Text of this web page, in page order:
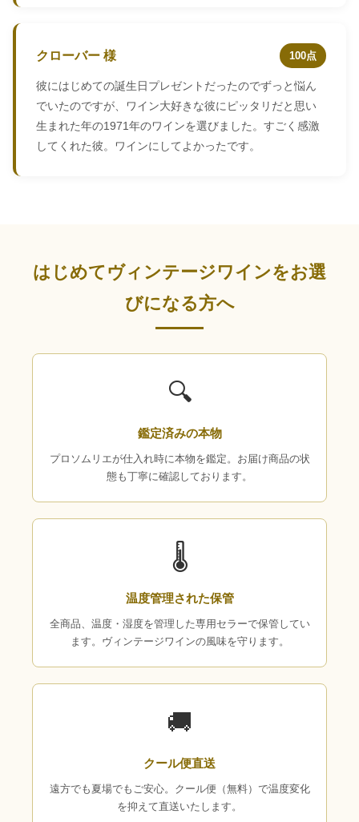
クローバー 様 100点
彼にはじめての誕生日プレゼントだったのでずっと悩ん
でいたのですが、ワイン大好きな彼にピッタリだと思い
生まれた年の1971年のワインを選びました。すごく感激
してくれた彼。ワインにしてよかったです。
はじめてヴィンテージワインをお選
びになる方へ
🔍
鑑定済みの本物
プロソムリエが仕入れ時に本物を鑑定。お届け商品の状
態も丁寧に確認しております。
🌡
温度管理された保管
全商品、温度・湿度を管理した専用セラーで保管してい
ます。ヴィンテージワインの風味を守ります。
🚚
クール便直送
遠方でも夏場でもご安心。クール便（無料）で温度変化
を抑えて直送いたします。